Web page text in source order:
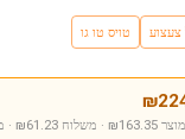
טויס טו גו
₪
₪61.23 · מכס ₪0